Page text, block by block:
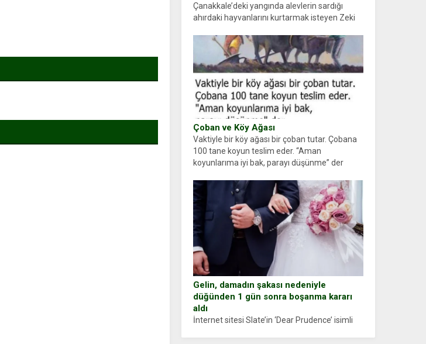
Çanakkale’deki yangında alevlerin sardığı
ahırdaki hayvanlarını kurtarmak isteyen Zeki
ellerinde yanıklar oluşan Demir, kâbus dolu
anları anlattı… Merkeze bağlı...
Çoban ve Köy Ağası
Vaktiyle bir köy ağası bir çoban tutar. Çobana
100 tane koyun teslim eder. “Aman
koyunlarıma iyi bak, parayı düşünme” der
Gelin, damadın şakası nedeniyle
düğünden 1 gün sonra boşanma kararı
aldı
İnternet sitesi Slate’in ‘Dear Prudence’ isimli